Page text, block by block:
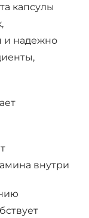
капсулы
и надежно
внутри